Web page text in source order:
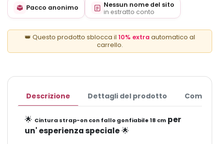
Pacco anonimo
Nessun nome del sito
in estratto conto
👑 Questo prodotto sblocca il 10% extra automatico al
carrello.
Descrizione Dettagli del prodotto
🌟 Cintura strap-on con fallo gonfiabile 18 cm per
un' esperienza speciale🌟